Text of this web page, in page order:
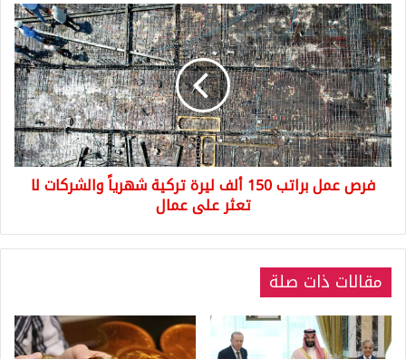
فرص
عمل
براتب
150
ألف
ليرة
تركية
شهرياً
والشركات
عمال
فرص عمل براتب 150 ألف ليرة تركية شهرياً والشركات لا
تعثر على عمال
مقالات ذات صلة